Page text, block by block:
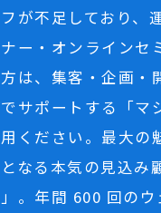
が不足しており、
ー・オンラインセ
は、集客・企画・
サポートする「マ
ください。最大の
なる本気の見込み
。年間 600 回の